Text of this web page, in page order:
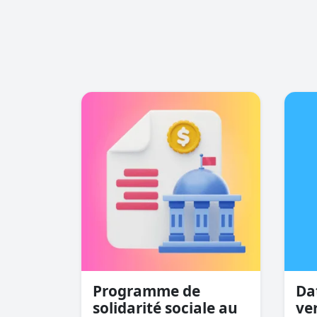
Programme de
solidarité sociale au